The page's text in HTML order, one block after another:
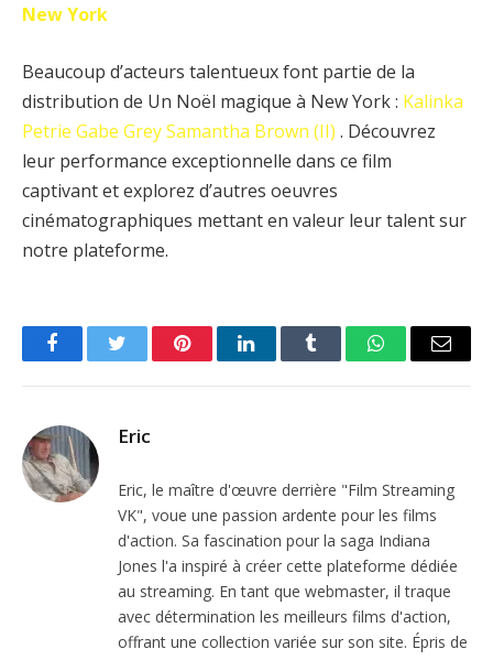
New York
Beaucoup d’acteurs talentueux font partie de la
distribution de Un Noël magique à New York : Kalinka
Petrie Gabe GreySamantha Brown (II) . Découvrez
leur performance exceptionnelle dans ce film
captivant et explorez d’autres oeuvres
cinématographiques mettant en valeur leur talent sur
notre plateforme.
FacebookTwitter PinterestLinkedInTumblr WhatsAppEmail
Eric
Eric, le maître d'œuvre derrière "Film Streaming
VK", voue une passion ardente pour les films
d'action. Sa fascination pour la saga Indiana
Jones l'a inspiré à créer cette plateforme dédiée
au streaming. En tant que webmaster, il traque
avec détermination les meilleurs films d'action,
offrant une collection variée sur son site. Épris de